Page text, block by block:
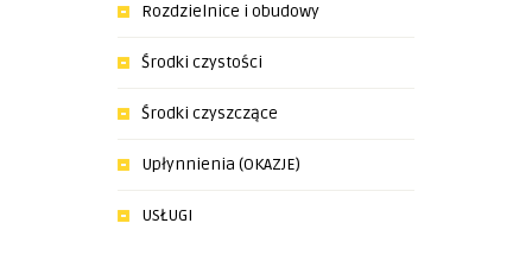
Rozdzielnice i obudowy
Środki czystości
Środki czyszczące
Upłynnienia (OKAZJE)
USŁUGI